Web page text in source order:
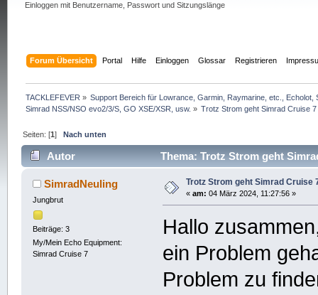
Einloggen mit Benutzername, Passwort und Sitzungslänge
Forum Übersicht Portal Hilfe Einloggen Glossar Registrieren
TACKLEFEVER » Support Bereich für Lowrance, Garmin, Raymarine, etc.,
Simrad NSS/NSO evo2/3/S, GO XSE/XSR, usw. » Trotz Strom geht Simrad Cruise
Seiten: [1]Nach unten
Autor Thema: Trotz Strom geht
SimradNeuling
Jungbrut
Beiträge: 3
My/Mein Echo Equipment:
Simrad Cruise 7
Trotz Strom geht Simrad Cruise
« am: 04 März 2024, 11:27:56 »
Hallo
ein Problem
Problem zu